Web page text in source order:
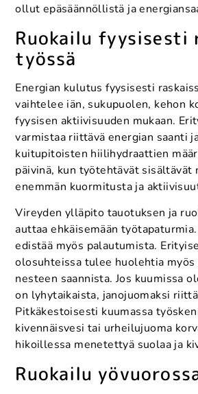
ollut epäsäännöllistä ja
Ruokailu fyysisesti
työssä
Energian kulutus fyysisesti
vaihtelee iän, sukupuolen, kehon
fyysisen aktiivisuuden mukaan.
varmistaa riittävä energian saanti
kuitupitoisten hiilihydraattien
päivinä, kun työtehtävät sisältävät
enemmän kuormitusta ja
Vireyden ylläpito tauotuksen ja
auttaa ehkäisemään
edistää myös palautumista.
olosuhteissa tulee huolehtia
nesteen saannista. Jos kuumissa
on lyhytaikaista, janojuomaksi
Pitkäkestoisesti kuumassa
kivennäisvesi tai urheilujuoma
hikoillessa menetettyä suolaa ja
Ruokailu